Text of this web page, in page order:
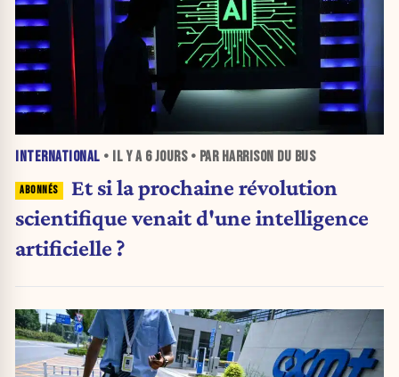
INTERNATIONAL • IL Y A 6 JOURS• PAR HARRISON DU BUS
Et si la prochaine révolution
scientifique venait d'une intelligence
artificielle ?